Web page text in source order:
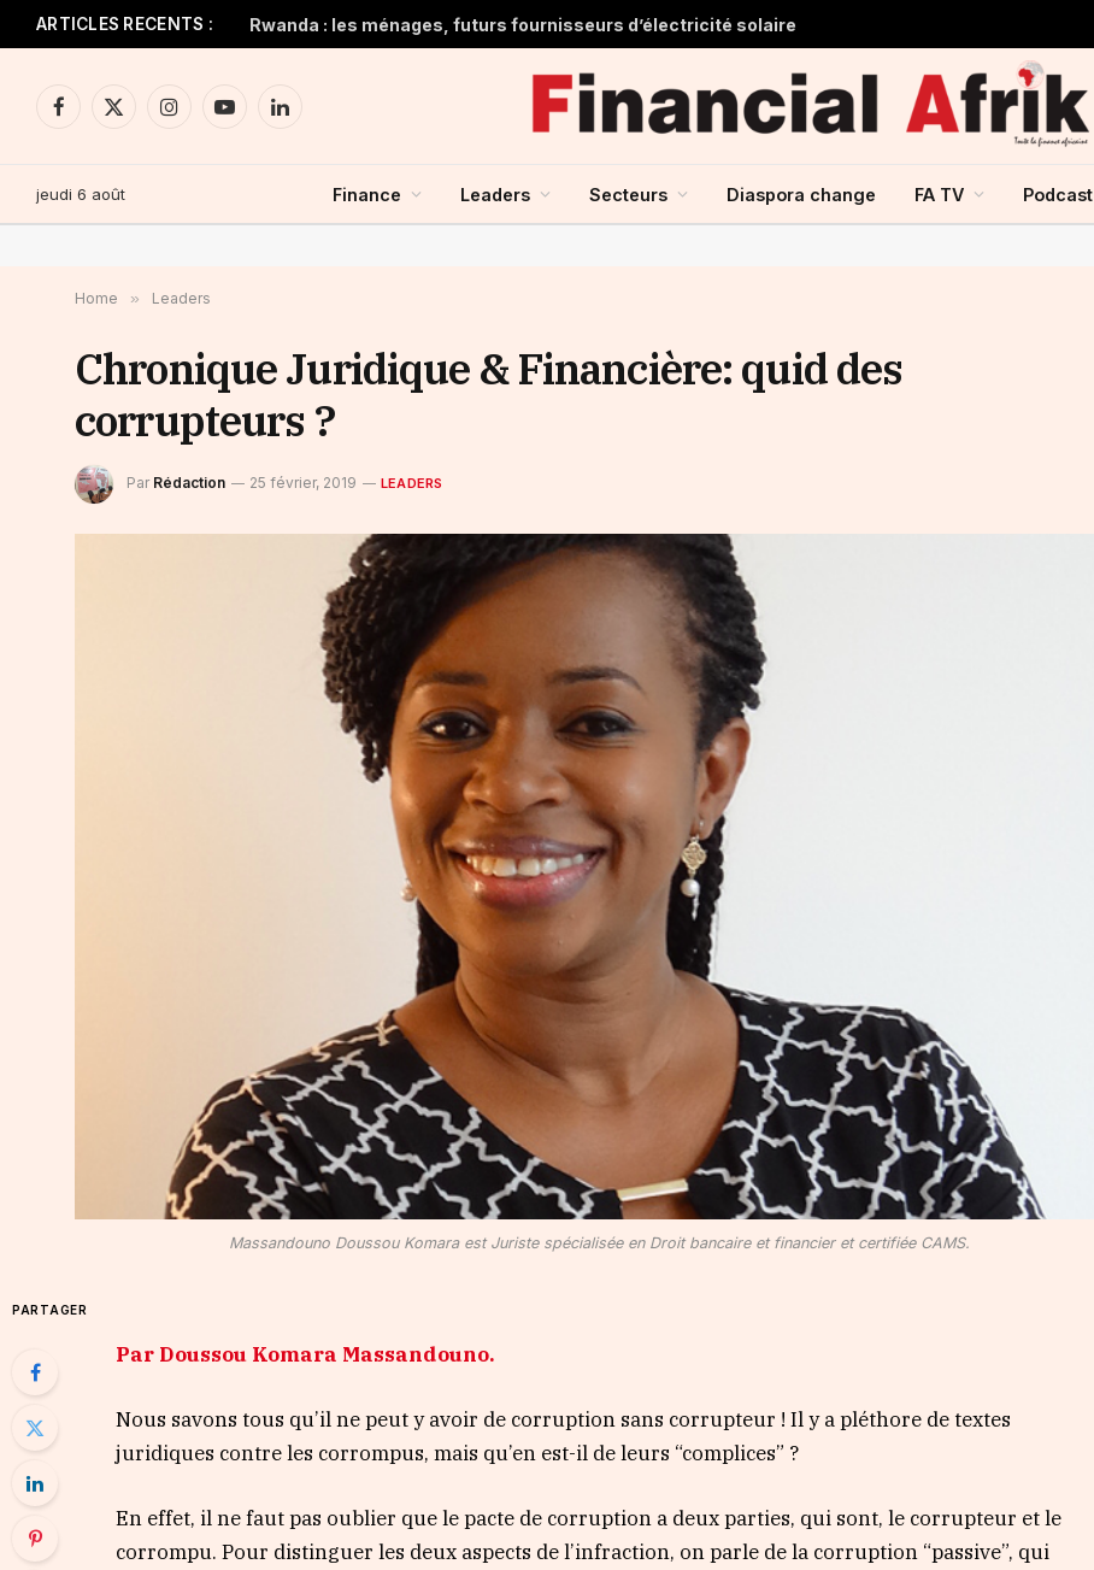
ARTICLES RECENTS : Rwanda : les ménages, futurs fournisseurs d’électricité solaire
Facebook
X
InstagramYouTubeLinkedIn
jeudi 6 août Finance Leaders Secteurs Diaspora change FA TV Podcast
Home » Leaders
Chronique Juridique & Financière: quid des
corrupteurs ?
Par Rédaction 25 février, 2019 LEADERS
Massandouno Doussou Komara est Juriste spécialisée en Droit bancaire et financier et certifiée CAMS.
PARTAGER
Par Doussou Komara Massandouno.
Nous savons tous qu’il ne peut y avoir de corruption sans corrupteur ! Il y a pléthore de textes
juridiques contre les corrompus, mais qu’en est-il de leurs “complices” ?
En effet, il ne faut pas oublier que le pacte de corruption a deux parties, qui sont, le corrupteur et le
corrompu. Pour distinguer les deux aspects de l’infraction, on parle de la corruption “passive”, qui